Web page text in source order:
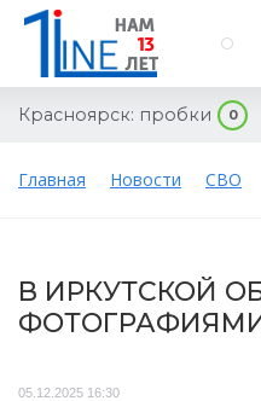
Красноярск: пробки 0
Главная Новости СВО
В ИРКУТСКОЙ
05.12.2025 16:30